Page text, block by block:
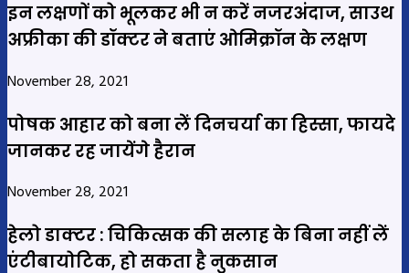
इन लक्षणों को भूलकर भी न करें नजरअंदाज, साउथ
अफ्रीका की डॉक्टर ने बताएं ओमिक्रॉन के लक्षण
November 28, 2021
पोषक आहार को बना लें दिनचर्या का हिस्‍सा, फायदे
जानकर रह जायेंगे हैरान
November 28, 2021
हेलो डाक्‍टर : चिकित्सक की सलाह के बिना नहीं लें
एंटीबायोटिक, हो सकता है नुकसान